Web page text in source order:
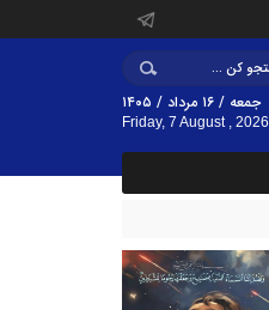
جمعه / ۱۶ مرداد / ۱۴۰۵
Friday, 7 August , 2026